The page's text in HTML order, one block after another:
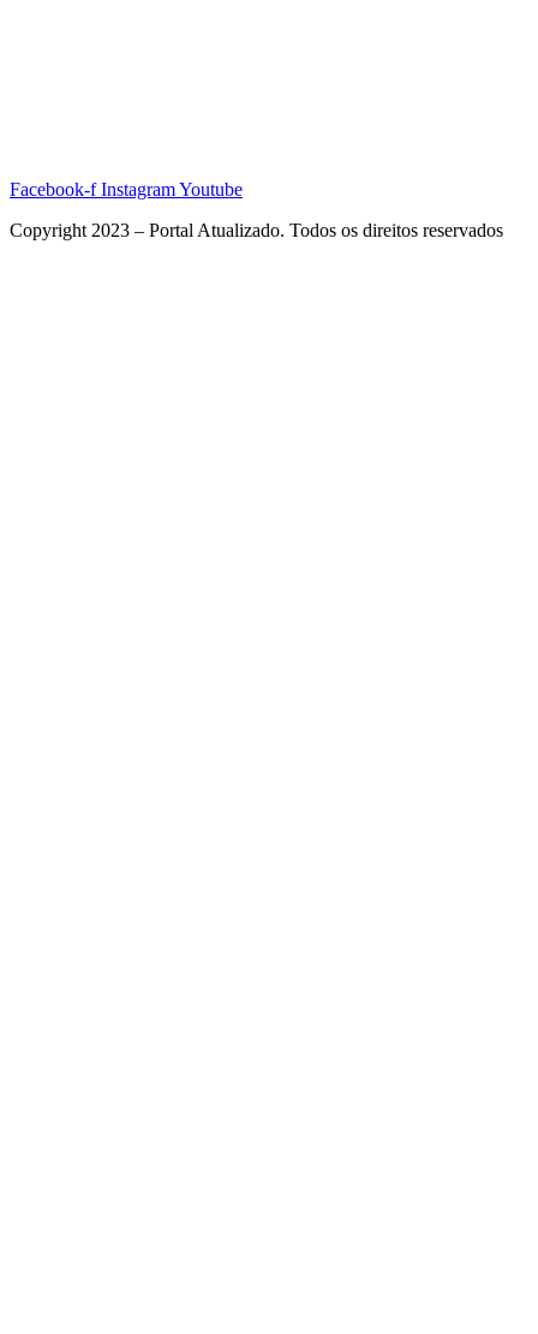
Facebook-f InstagramYoutube
Copyright 2023 – Portal Atualizado. Todos os direitos reservados